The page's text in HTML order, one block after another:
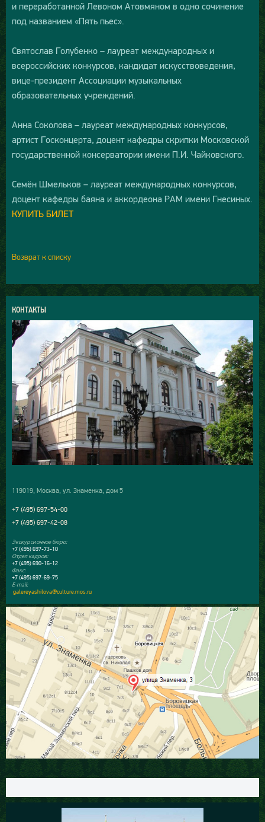
и переработанной Левоном Атовмяном в одно сочинение
под названием «Пять пьес».
Святослав Голубенко – лауреат международных и
всероссийских конкурсов, кандидат искусствоведения,
вице-президент Ассоциации музыкальных
образовательных учреждений.
Анна Соколова – лауреат международных конкурсов,
артист Госконцерта, доцент кафедры скрипки Московской
государственной консерватории имени П.И. Чайковского.
Семён Шмельков – лауреат международных конкурсов,
доцент кафедры баяна и аккордеона РАМ имени Гнесиных.
КУПИТЬ БИЛЕТ
Возврат к списку
КОНТАКТЫ
119019, Москва, ул. Знаменка, дом 5
+7 (495) 697-54-00
+7 (495) 697-42-08
Экскурсионное бюро:
+7 (495) 697-73-10
Отдел кадров:
+7 (495) 690-16-12
Факс:
+7 (495) 697-69-75
E-mail:
galereyashilova@culture.mos.ru